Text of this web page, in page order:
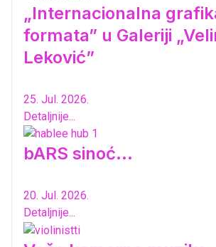
„Internacionalna
formata” u Galeriji
Leković”
25. Jul. 2026.
Detaljnije...
bARS sinoć...
20. Jul. 2026.
Detaljnije...